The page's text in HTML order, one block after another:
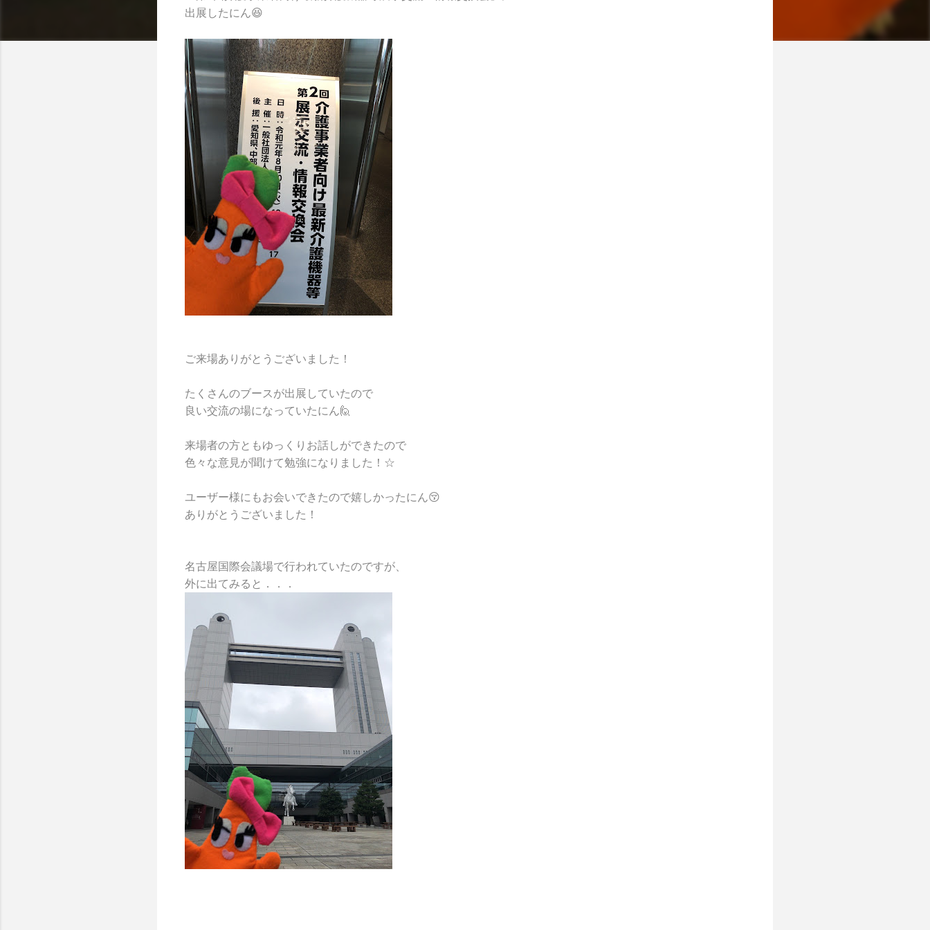
出展したにん😆
ご来場ありがとうございました！
たくさんのブースが出展していたので
良い交流の場になっていたにん🙋
来場者の方ともゆっくりお話しができたので
色々な意見が聞けて勉強になりました！☆
ユーザー様にもお会いできたので嬉しかったにん😚
ありがとうございました！
名古屋国際会議場で行われていたのですが、
外に出てみると．．．